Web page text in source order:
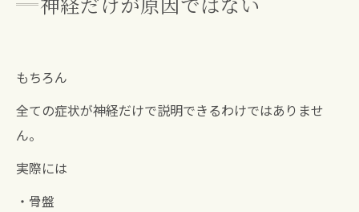
もちろん
全ての症状が神経だけで説明できるわけではありませ
ん。
実際には
・骨盤